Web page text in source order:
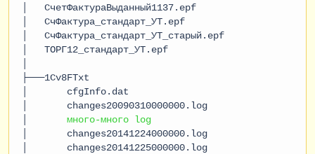
│ СчетФактураВыданный1137.epf
│ СчФактура_стандарт_УТ.epf
│ СчФактура_стандарт_УТ_старый.epf
│ ТОРГ12_стандарт_УТ.epf
├───1Cv8FTxt
│ cfgInfo.dat
│ changes20090310000000.log
много-много log
│ changes20141224000000.log
│ changes20141225000000.log